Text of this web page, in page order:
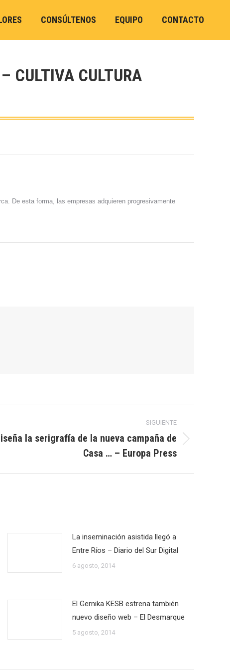
CONSÚLTENOS EQUIPO CONTACTO
CULTIVA CULTURA
De esta forma, las empresas adquieren progresivamente
SIGUIENTE
la serigrafía de la nueva campaña de
Casa … – Europa Press
La inseminación asistida llegó a
Entre Ríos – Diario del Sur Digital
6 agosto, 2014
El Gernika KESB estrena también
nuevo diseño web – El Desmarque
5 agosto, 2014